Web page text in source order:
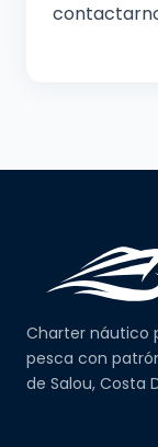
Charter náutico
pesca con
de Salou, Costa